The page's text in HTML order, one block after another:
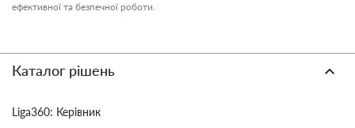
ефективної та безпечної роботи.
Каталог рішень
Liga360: Керівник